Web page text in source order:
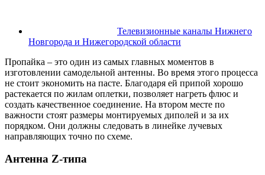
Телевизионные каналы Нижнего
Новгорода и Нижегородской области
Пропайка – это один из самых главных моментов в
изготовлении самодельной антенны. Во время этого процесса
не стоит экономить на пасте. Благодаря ей припой хорошо
растекается по жилам оплетки, позволяет нагреть флюс и
создать качественное соединение. На втором месте по
важности стоят размеры монтируемых диполей и за их
порядком. Они должны следовать в линейке лучевых
направляющих точно по схеме.
Антенна Z-типа